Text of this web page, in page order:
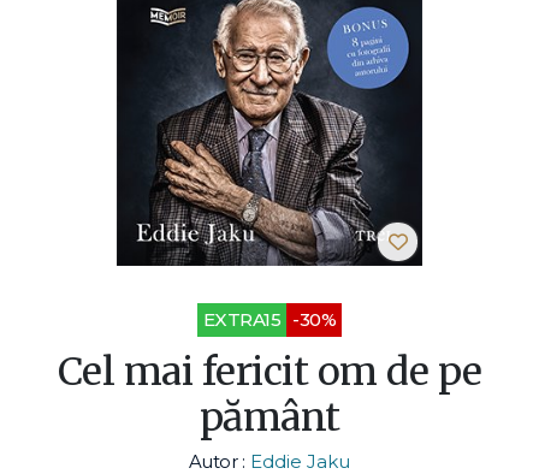
EXTRA15 -30%
Cel mai fericit om de pe
pământ
Autor : Eddie Jaku